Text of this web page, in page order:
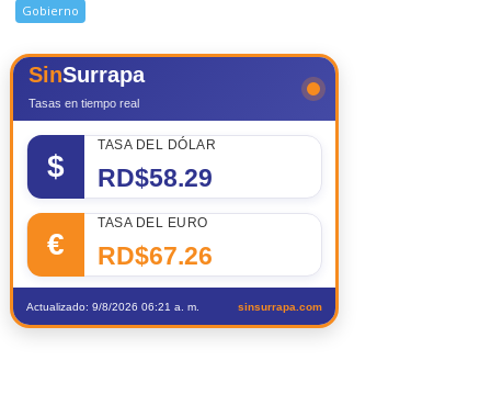
Gobierno
SinSurrapa
Tasas en tiempo real
$
TASA DEL DÓLAR
RD$58.29
€
TASA DEL EURO
RD$67.26
Actualizado: 9/8/2026 06:21 a. m. sinsurrapa.com